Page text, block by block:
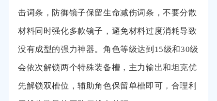
击词条，防御镜子保留生命减伤词条，不要分散
材料同时强化多款镜子，避免材料过度消耗导致
没有成型的强力神器。角色等级达到15级和30级
会依次解锁两个特殊装备槽，主力输出和坦克优
先解锁双槽位，辅助角色保留单槽即可，合理利